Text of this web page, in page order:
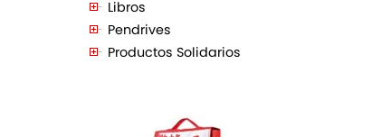
Libros
Pendrives
Productos Solidarios